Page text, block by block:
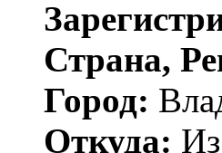
Страна,
Город:
Откуда: